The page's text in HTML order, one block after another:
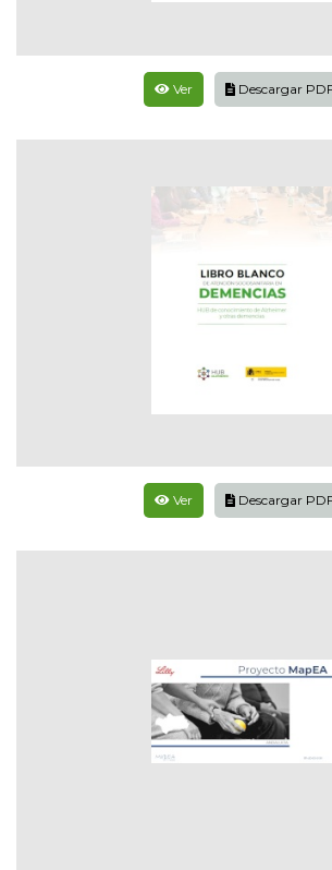
Ver Descargar
Ver Descargar